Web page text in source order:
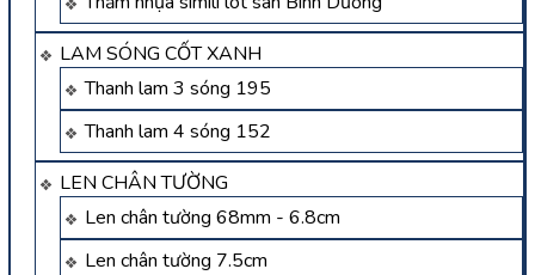
LAM SÓNG CỐT XANH
Thanh lam 3 sóng 195
Thanh lam 4 sóng 152
LEN CHÂN TƯỜNG
Len chân tường 68mm - 6.8cm
Len chân tường 7.5cm